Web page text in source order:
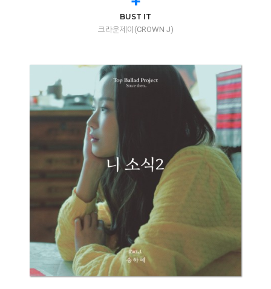
BUST IT
크라운제이(CROWN J)